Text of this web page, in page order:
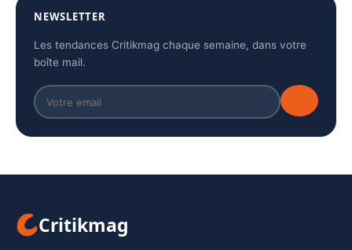
NEWSLETTER
Les tendances Critikmag chaque semaine, dans votre
boîte mail.
Critikmag